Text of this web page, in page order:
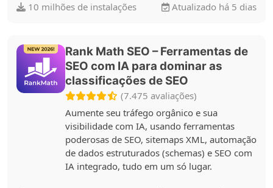
10 milhões de instalações Atualizado há 5 dias
Rank Math SEO – Ferramentas de
SEO com IA para dominar as
classificações de SEO
(7.475 avaliações)
Aumente seu tráfego orgânico e sua
visibilidade com IA, usando ferramentas
poderosas de SEO, sitemaps XML, automação
de dados estruturados (schemas) e SEO com
IA integrado, tudo em um só lugar.